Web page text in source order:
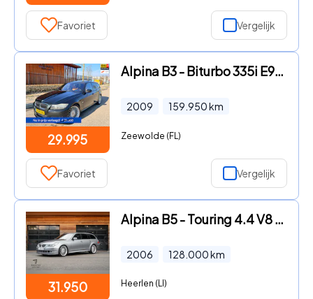
Favoriet Vergelijk
29.995
Alpina B3 - Biturbo 335i E91 touring Individual, youngtimer 360pk BMW 33
2009 159.950km
Zeewolde (FL)
Favoriet Vergelijk
31.950
Alpina B5 - Touring 4.4 V8 - 500pk | Panorama | Leder | Trekh | Stoelver
2006 128.000km
Heerlen (LI)